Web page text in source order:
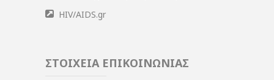
HIV/AIDS.gr
ΣΤΟΙΧΕΙΑ ΕΠΙΚΟΙΝΩΝΙΑΣ